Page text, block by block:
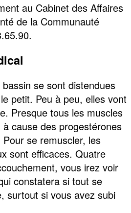
au Cabinet des Affaires
de la Communauté
se sont distendues
petit. Peu à peu, elles vont
Presque tous les muscles
cause des progestérones
se remuscler, les
sont efficaces. Quatre
vous irez voir
constatera si tout se
surtout si vous avez subi